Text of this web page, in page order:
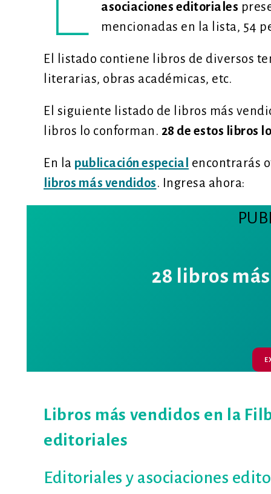
asociaciones editoriales
mencionadas en la lista, 54
El listado contiene libros de diversos
literarias, obras académicas, etc.
El siguiente listado de libros más
libros lo conforman. 28 de estos libros
En la publicación especial encontrarás
libros más vendidos. Ingresa ahora:
28 libros
Libros más vendidos en la
editoriales
Editoriales y asociaciones